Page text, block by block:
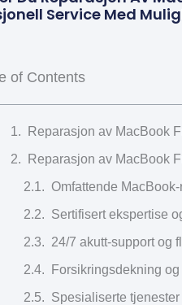
Service Med
of Contents
Reparasjon av MacBook
Reparasjon av MacBook
Omfattende
Sertifisert ekspertise
24/7 akutt-support og
Forsikringsdekning
Spesialiserte